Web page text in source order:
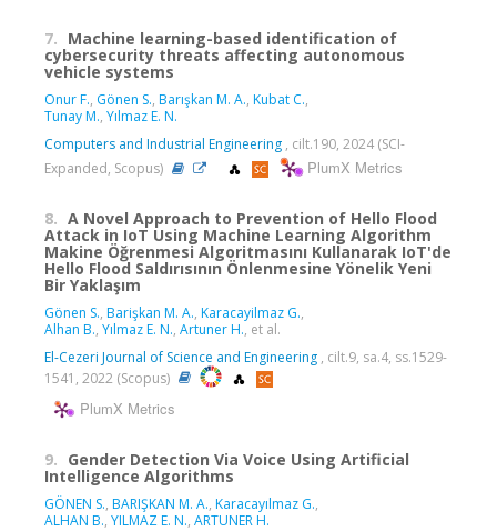
7. Machine learning-based identification of
cybersecurity threats affecting autonomous
vehicle systems
Onur F., Gönen S., Barışkan M. A., Kubat C.,
Tunay M., Yılmaz E. N.
Computers and Industrial Engineering , cilt.190, 2024 (SCI-
Expanded, Scopus)
PlumX Metrics
8. A Novel Approach to Prevention of Hello Flood
Attack in IoT Using Machine Learning Algorithm
Makine Öğrenmesi Algoritmasını Kullanarak IoT'de
Hello Flood Saldırısının Önlenmesine Yönelik Yeni
Bir Yaklaşım
Gönen S., Barişkan M. A., Karacayilmaz G.,
Alhan B., Yılmaz E. N., Artuner H., et al.
El-Cezeri Journal of Science and Engineering , cilt.9, sa.4, ss.1529-
1541, 2022 (Scopus)
PlumX Metrics
9. Gender Detection Via Voice Using Artificial
Intelligence Algorithms
GÖNEN S., BARIŞKAN M. A., Karacayılmaz G.,
ALHAN B., YILMAZ E. N., ARTUNER H.